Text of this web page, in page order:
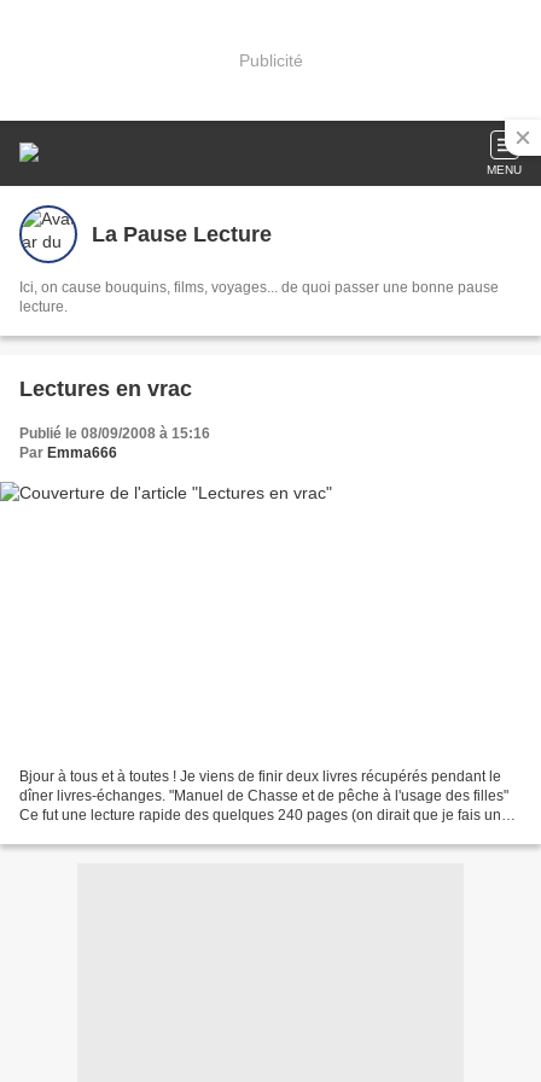
Publicité
MENU
La Pause Lecture
Ici, on cause bouquins, films, voyages... de quoi passer une bonne pause
lecture.
Lectures en vrac
Publié le 08/09/2008 à 15:16
Par Emma666
Bjour à tous et à toutes ! Je viens de finir deux livres récupérés pendant le
dîner livres-échanges. "Manuel de Chasse et de pêche à l'usage des filles"
Ce fut une lecture rapide des quelques 240 pages (on dirait que je fais une